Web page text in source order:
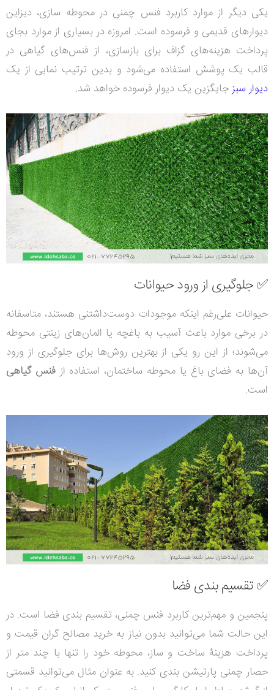
یکی دیگر از موارد کاربرد فنس چمنی در محوطه سازی، دیزاین
دیوارهای قدیمی و فرسوده است. امروزه در بسیاری از موارد بجای
پرداخت هزینه‌های گزاف برای بازسازی، از فنس‌های گیاهی در
قالب یک پوشش استفاده می‌شود و بدین ترتیب نمایی از یک
دیوار سبزجایگزین یک دیوار فرسوده خواهد شد.
✅ جلوگیری از ورود حیوانات
حیوانات علی‌رغم اینکه موجودات دوست‌داشتنی‌ هستند، متاسفانه
در برخی موارد باعث آسیب به باغچه یا المان‌های زینتی محوطه
می‌شوند؛ از این رو یکی از بهترین روش‌ها برای جلوگیری از ورود
آن‌ها به فضای باغ یا محوطه ساختمان، استفاده ازفنس گیاهی
است.
✅ تقسیم بندی فضا
پنجمین و مهم‌ترین کاربرد فنس چمنی، تقسیم بندی فضا است. در
این حالت شما می‌توانید بدون نیاز به خرید مصالح گران قیمت و
پرداخت هزینۀ ساخت و ساز، محوطه خود را تنها با چند متر از
حصار چمنی پارتیشن بندی کنید. به عنوان مثال می‌توانید قسمتی